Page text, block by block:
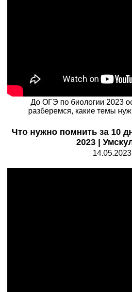
До ОГЭ по биологии 2023
разберемся, какие темы
Что нужно помнить за 10
2023 |